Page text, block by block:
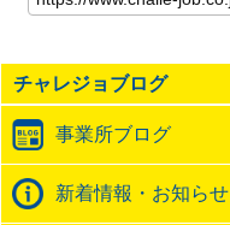
記
の
ト
ッ
ク
バ
ッ
チャレジョブログ
事業所ブログ
新着情報・お知らせ